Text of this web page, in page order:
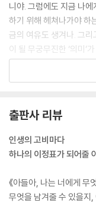
일상을 성장의 반복적 기
-나만의 일상을 만들고
이 여행 또한 지나가리라
-순간을 오롯이 즐기되,
-자만하다가 넘어졌다면
나도 누군가에겐 ‘다름’이
-상대를 재단하기보다는
‘하고 싶은 일’을 하며 사
-‘해야 하는 일’과 ‘하고
니야. 그럼에도 지금 나
하기 위해 헤쳐나가야 하
금의 여유도 생겨나. 그
이 될 무궁무진한 ‘의미’
--- p.26
받을 일도 당연히 없는 것
좀 더 가까이 갈 수 있고
을 하는 이유, 노력의 방
여워하거나 울먹이지 말
--- p.77
출판사 리뷰
인생의 고비마다
하나의 이정표가 되어줄
《아들아, 나는 너에게 무
무엇을 남겨줄 수 있을지